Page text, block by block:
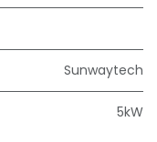
Sunwaytech
5kW